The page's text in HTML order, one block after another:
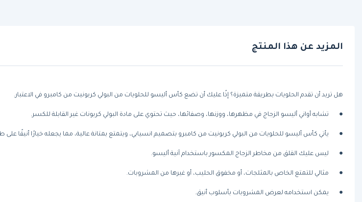
المزيد عن هذا المنتج
هل تريد أن تقدم الحلويات بطريقة متميزة؟ إذًا عليك أن تضع كأس أليسو للحلويات من البولي كربونيت من كامبرو في الاعتبار.
● تشابه أواني أليسو الزجاج في مظهرها، ووزنها، وصفائها، حيث تحتوي على مادة البولي كربونات غير القابلة للكسر.
● يأتي كأس أليسو للحلويات من البولي كربونيت من كامبرو بتصميم انسيابي، ويتمتع بمتانة عالية، مما يجعله خيارًا أنيقًا
● ليس عليك القلق من مخاطر الزجاج المكسور باستخدام آنية أليسو.
● مثالي للتمتع الخاص بالمثلجات، أو مخفوق الحليب، أو غيرها من المشروبات.
● يمكن استخدامه لعرض المشروبات بأسلوب أنيق.